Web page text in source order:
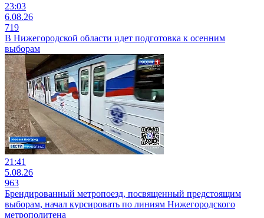
23:03
6.08.26
719
В Нижегородской области идет подготовка к осенним
выборам
21:41
5.08.26
963
Брендированный метропоезд, посвященный предстоящим
выборам, начал курсировать по линиям Нижегородского
метрополитена